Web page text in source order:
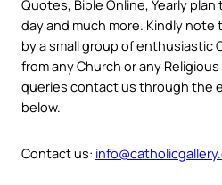
Quotes, Bible Online, Yearly
day and much more. Kindly
by a small group of enthusiastic
from any Church or any
queries contact us through the
below.
Contact us: